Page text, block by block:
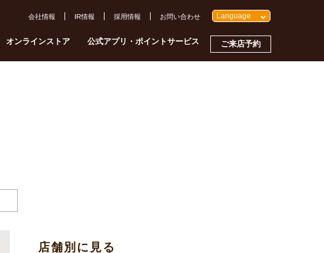
オンラインストア 公式アプリ・ポイントサービス ご来店予約
会社情報 IR情報 採用情報 お問い合わせ Language
店舗別に見る